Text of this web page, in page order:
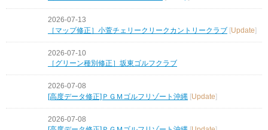
2026-07-13
［マップ修正］小萱チェリークリークカントリークラブ [Update]
2026-07-10
［グリーン種別修正］坂東ゴルフクラブ
2026-07-08
[高度データ修正]ＰＧＭゴルフリゾート沖縄 [Update]
2026-07-08